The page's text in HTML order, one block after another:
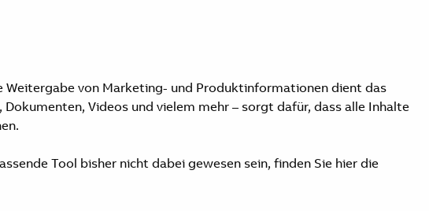
von Marketing- und Produktinformationen dient das
Videos und vielem mehr – sorgt dafür, dass alle Inhalte
Tool bisher nicht dabei gewesen sein, finden Sie hier die